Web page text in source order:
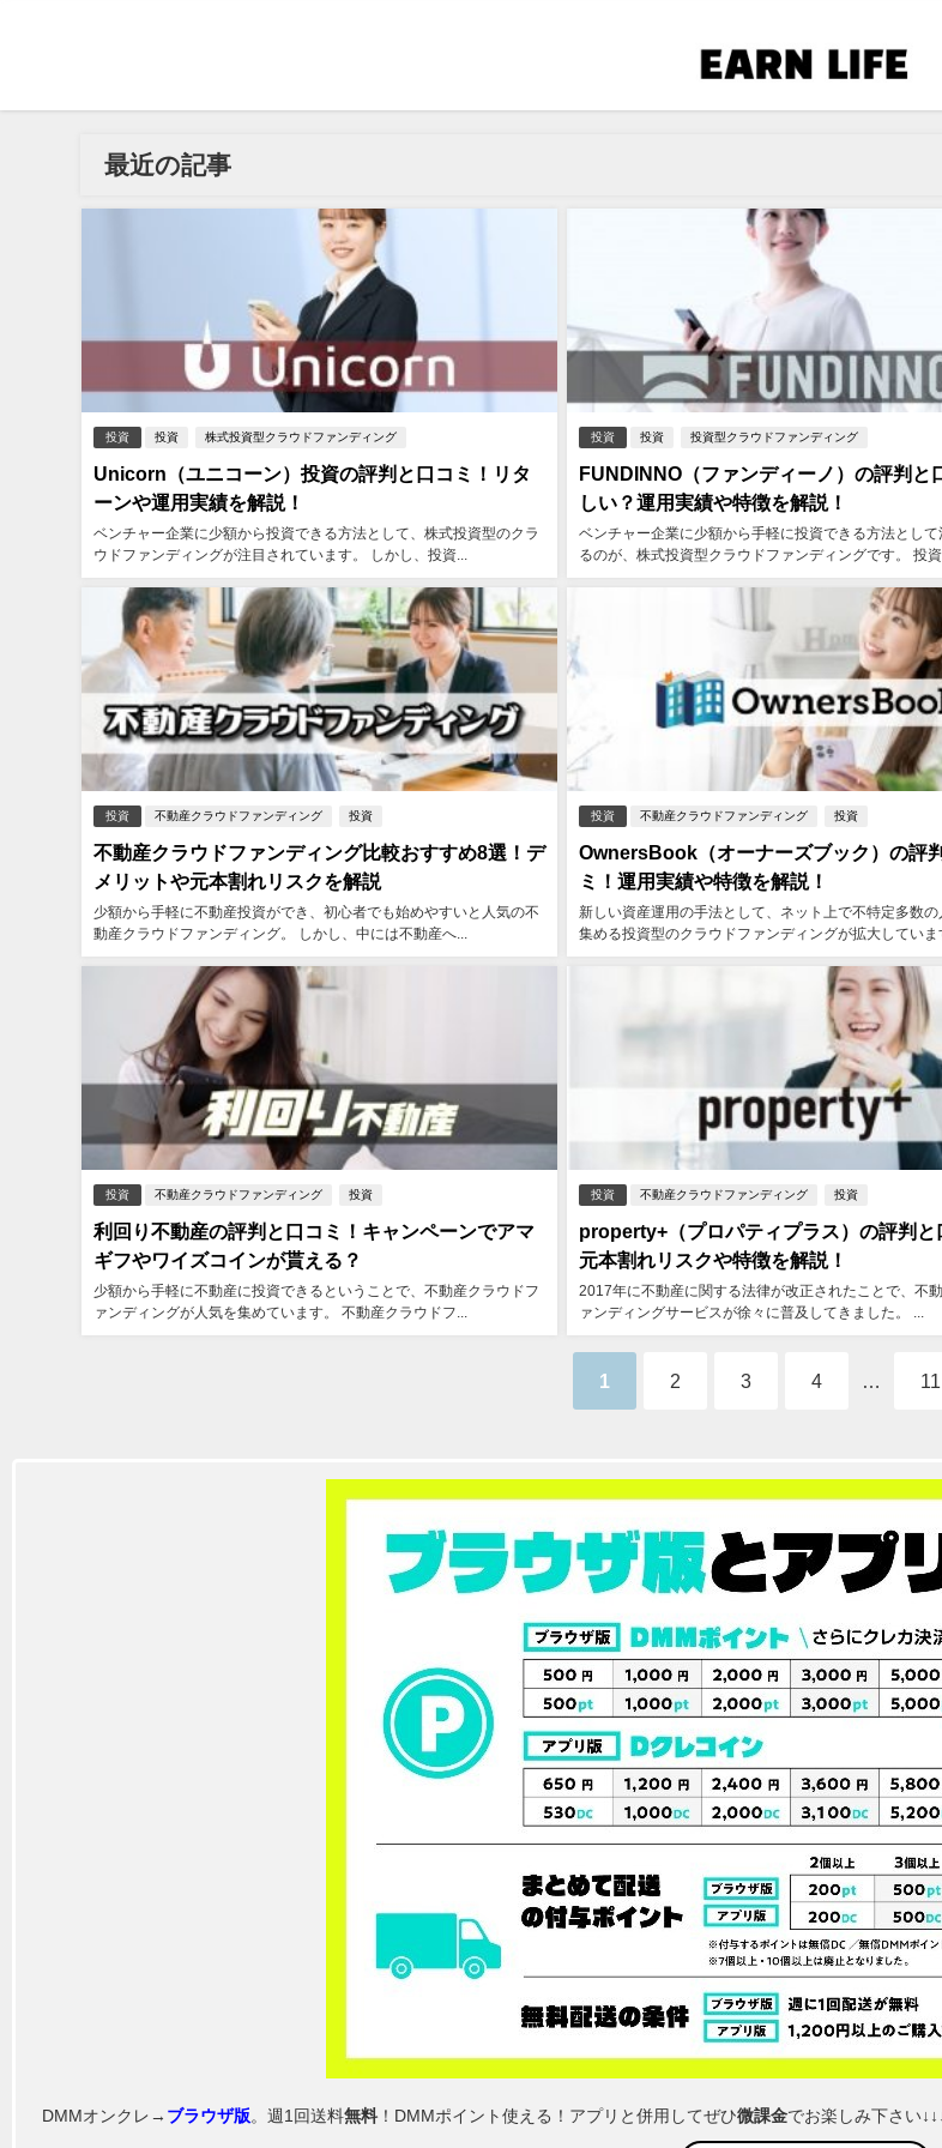
最近の記事
投資 投資 株式投資型クラウドファンディング
Unicorn（ユニコーン）投資の評判と口コミ！リタ
ーンや運用実績を解説！
ベンチャー企業に少額から投資できる方法として、株式投資型のクラ
ウドファンディングが注目されています。 しかし、投資...
投資 投資 投資型クラウドファンディング
FUNDINNO（ファンディーノ）の評判と
しい？運用実績や特徴を解説！
ベンチャー企業に少額から手軽に投資できる方法とし
るのが、株式投資型クラウドファンディングです。 投資
投資 不動産クラウドファンディング 投資
不動産クラウドファンディング比較おすすめ8選！デ
メリットや元本割れリスクを解説
少額から手軽に不動産投資ができ、初心者でも始めやすいと人気の不
動産クラウドファンディング。 しかし、中には不動産へ...
投資 不動産クラウドファンディング 投資
OwnersBook（オーナーズブック）の評
ミ！運用実績や特徴を解説！
新しい資産運用の手法として、ネット上で不特定多数の
集める投資型のクラウドファンディングが拡大していま
投資 不動産クラウドファンディング 投資
利回り不動産の評判と口コミ！キャンペーンでアマ
ギフやワイズコインが貰える？
少額から手軽に不動産に投資できるということで、不動産クラウドフ
ァンディングが人気を集めています。 不動産クラウドフ...
投資 不動産クラウドファンディング 投資
property+（プロパティプラス）の評判と
元本割れリスクや特徴を解説！
2017年に不動産に関する法律が改正されたことで、不
ァンディングサービスが徐々に普及してきました。 ...
1 2 3 4 11
DMMオンクレ→ ブラウザ版 。週1回送料無料！DMMポイント使える！アプリと併用してぜひ微課金でお楽しみ下さい